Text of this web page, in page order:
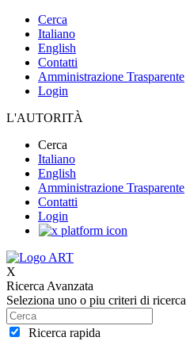
Cerca
Italiano
English
Contatti
Amministrazione Trasparente
Login
L'AUTORITÀ
Cerca
Italiano
English
Amministrazione Trasparente
Contatti
Login
X
Ricerca Avanzata
Seleziona uno o piu criteri di ricerca
Ricerca rapida